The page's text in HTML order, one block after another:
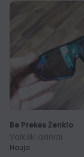
Be Prekės Ženklo
Vaikiški akiniai
Nauja